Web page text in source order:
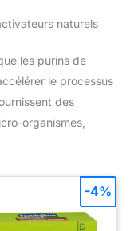
naturels
les purins de
le processus
des
organismes,
-4%